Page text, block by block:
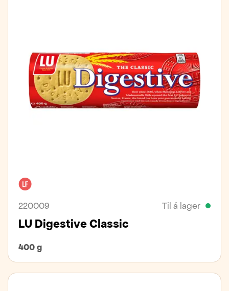
220009 Til á lager
LU Digestive Classic
400 g